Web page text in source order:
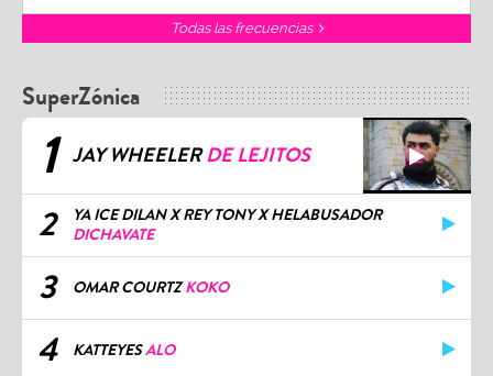
Todas las frecuencias
SuperZónica
1 JAY WHEELERDE LEJITOS
2
YA ICE DILAN X REY TONY X HELABUSADOR
DICHAVATE
3 OMAR COURTZKOKO
4 KATTEYESALO